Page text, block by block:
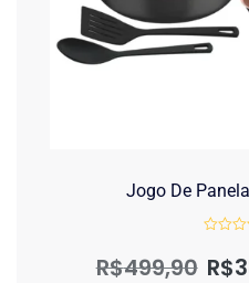
Jogo De
de
R$499,90 R$